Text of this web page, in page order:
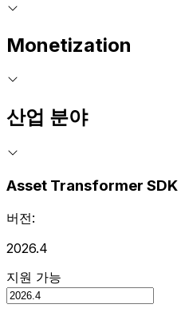
Monetization
산업 분야
Asset Transformer SDK
버전:
2026.4
지원 가능